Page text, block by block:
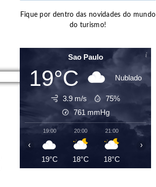
Fique por dentro das novidades do mundo
do turismo!
Sao Paulo
19°C Nublado
3.9 m/s
75%
761 mmHg
19:00
19°C
20:00
18°C
21:00
18°C
22:00
‹ ›